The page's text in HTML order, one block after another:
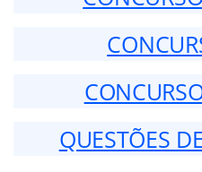
QUESTÕES